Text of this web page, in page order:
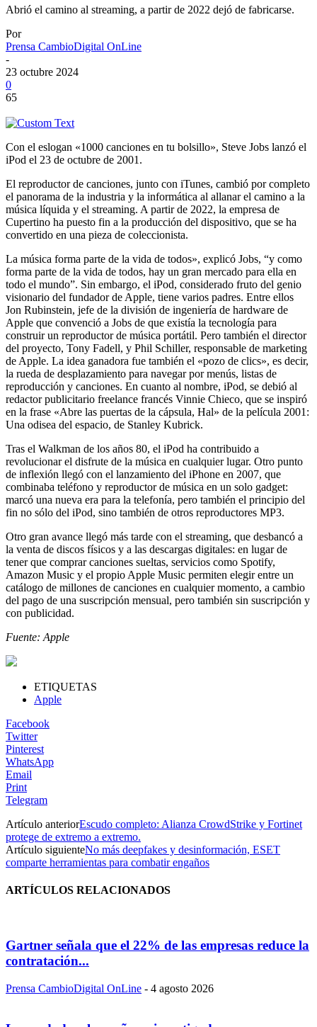
Abrió el camino al streaming, a partir de 2022 dejó de fabricarse.
Por
Prensa CambioDigital OnLine
-
23 octubre 2024
0
65
Con el eslogan «1000 canciones en tu bolsillo», Steve Jobs lanzó el
iPod el 23 de octubre de 2001.
El reproductor de canciones, junto con iTunes, cambió por completo
el panorama de la industria y la informática al allanar el camino a la
música líquida y el streaming. A partir de 2022, la empresa de
Cupertino ha puesto fin a la producción del dispositivo, que se ha
convertido en una pieza de coleccionista.
La música forma parte de la vida de todos», explicó Jobs, “y como
forma parte de la vida de todos, hay un gran mercado para ella en
todo el mundo”. Sin embargo, el iPod, considerado fruto del genio
visionario del fundador de Apple, tiene varios padres. Entre ellos
Jon Rubinstein, jefe de la división de ingeniería de hardware de
Apple que convenció a Jobs de que existía la tecnología para
construir un reproductor de música portátil. Pero también el director
del proyecto, Tony Fadell, y Phil Schiller, responsable de marketing
de Apple. La idea ganadora fue también el «pozo de clics», es decir,
la rueda de desplazamiento para navegar por menús, listas de
reproducción y canciones. En cuanto al nombre, iPod, se debió al
redactor publicitario freelance francés Vinnie Chieco, que se inspiró
en la frase «Abre las puertas de la cápsula, Hal» de la película 2001:
Una odisea del espacio, de Stanley Kubrick.
Tras el Walkman de los años 80, el iPod ha contribuido a
revolucionar el disfrute de la música en cualquier lugar. Otro punto
de inflexión llegó con el lanzamiento del iPhone en 2007, que
combinaba teléfono y reproductor de música en un solo gadget:
marcó una nueva era para la telefonía, pero también el principio del
fin no sólo del iPod, sino también de otros reproductores MP3.
Otro gran avance llegó más tarde con el streaming, que desbancó a
la venta de discos físicos y a las descargas digitales: en lugar de
tener que comprar canciones sueltas, servicios como Spotify,
Amazon Music y el propio Apple Music permiten elegir entre un
catálogo de millones de canciones en cualquier momento, a cambio
del pago de una suscripción mensual, pero también sin suscripción y
con publicidad.
Fuente: Apple
ETIQUETAS
Apple
Facebook
Twitter
Pinterest
WhatsApp
Email
Print
Telegram
Artículo anteriorEscudo completo: Alianza CrowdStrike y Fortinet
protege de extremo a extremo.
Artículo siguienteNo más deepfakes y desinformación, ESET
comparte herramientas para combatir engaños
ARTÍCULOS RELACIONADOS
Gartner señala que el 22% de las empresas reduce la
contratación...
Prensa CambioDigital OnLine - 4 agosto 2026